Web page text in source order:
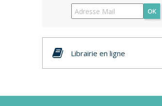
OK
Librairie en ligne